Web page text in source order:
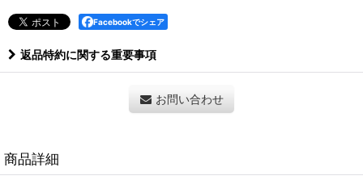
Facebookでシェア
返品特約に関する重要事項
お問い合わせ
商品詳細